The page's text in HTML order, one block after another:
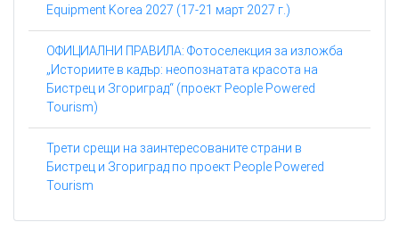
Equipment Korea 2027 (17-21 март 2027 г.)
ОФИЦИАЛНИ ПРАВИЛА: Фотоселекция за изложба
„Историите в кадър: неопознатата красота на
Бистрец и Згориград“ (проект People Powered
Tourism)
Трети срещи на заинтересованите страни в
Бистрец и Згориград по проект People Powered
Tourism